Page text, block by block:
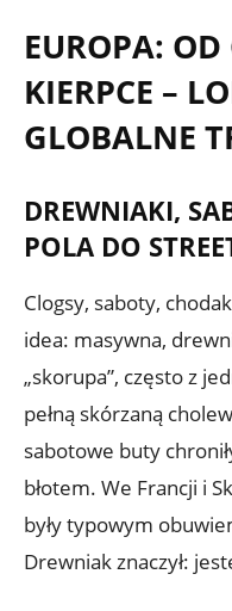
EUROPA:
KIERPCE –
GLOBALNE
DREWNIAKI,
POLA DO
Clogsy, saboty,
idea: masywna,
„skorupa”, często z
pełną skórzaną
sabotowe buty
błotem. We Francji i
były typowym
Drewniak znaczył: